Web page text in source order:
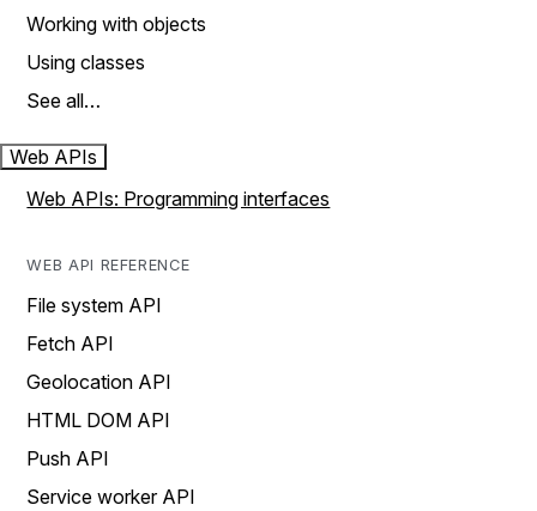
Working with objects
Using classes
See all…
Web APIs
Web APIs: Programming interfaces
WEB API REFERENCE
File system API
Fetch API
Geolocation API
HTML DOM API
Push API
Service worker API